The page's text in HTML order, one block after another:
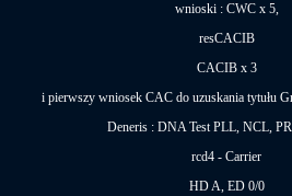
wnioski : CWC x 5,
resCACIB
CACIB x 3
i pierwszy wniosek CAC do uzuskania tytułu
Deneris : DNA Test PLL, NCL,
rcd4 - Carrier
HD A, ED 0/0